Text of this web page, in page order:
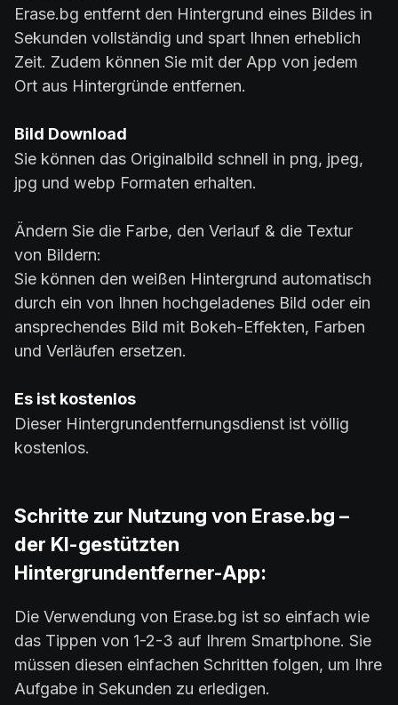
Erase.bg entfernt den Hintergrund eines Bildes in
Sekunden vollständig und spart Ihnen erheblich
Zeit. Zudem können Sie mit der App von jedem
Ort aus Hintergründe entfernen.
Bild Download
Sie können das Originalbild schnell in png, jpeg,
jpg und webp Formaten erhalten.
Ändern Sie die Farbe, den Verlauf & die Textur
von Bildern:
Sie können den weißen Hintergrund automatisch
durch ein von Ihnen hochgeladenes Bild oder ein
ansprechendes Bild mit Bokeh-Effekten, Farben
und Verläufen ersetzen.
Es ist kostenlos
Dieser Hintergrundentfernungsdienst ist völlig
kostenlos.
Schritte zur Nutzung von Erase.bg –
der KI-gestützten
Hintergrundentferner-App:
Die Verwendung von Erase.bg ist so einfach wie
das Tippen von 1-2-3 auf Ihrem Smartphone. Sie
müssen diesen einfachen Schritten folgen, um Ihre
Aufgabe in Sekunden zu erledigen.